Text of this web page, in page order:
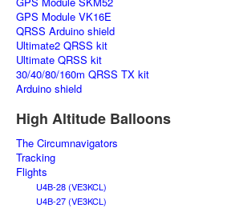
GPS Module VK16E
QRSS Arduino shield
Ultimate2 QRSS kit
Ultimate QRSS kit
30/40/80/160m QRSS TX kit
Arduino shield
High Altitude Balloons
The Circumnavigators
Tracking
Flights
U4B-28 (VE3KCL)
U4B-27 (VE3KCL)